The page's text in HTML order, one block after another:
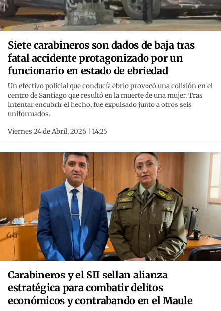
Siete carabineros son dados de baja tras
fatal accidente protagonizado por un
funcionario en estado de ebriedad
Un efectivo policial que conducía ebrio provocó una colisión en el
centro de Santiago que resultó en la muerte de una mujer. Tras
intentar encubrir el hecho, fue expulsado junto a otros seis
uniformados.
Viernes 24 de Abril, 2026 | 14:25
Carabineros y el SII sellan alianza
estratégica para combatir delitos
económicos y contrabando en el Maule